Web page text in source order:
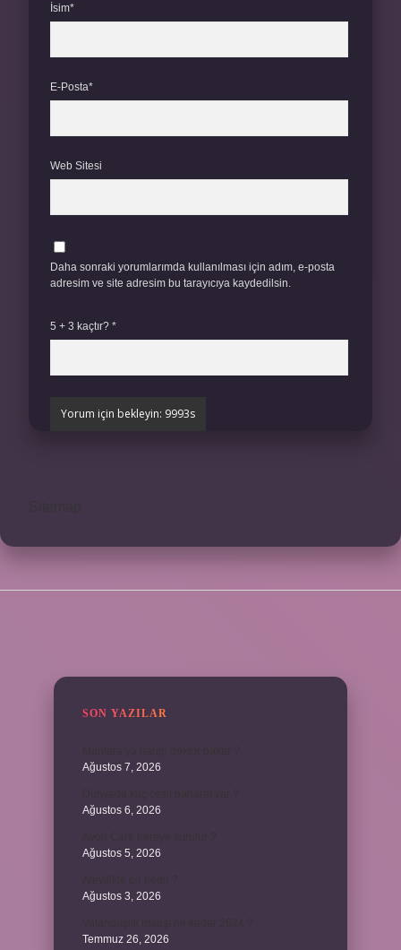
İsim*
E-Posta*
Web Sitesi
Daha sonraki yorumlarımda kullanılması için adım, e-posta
adresim ve site adresim bu tarayıcıya kaydedilsin.
5 + 3 kaçtır? *
SON YAZILAR
Ağustos 7, 2026
Ağustos 6, 2026
Ağustos 5, 2026
Ağustos 3, 2026
Temmuz 26, 2026